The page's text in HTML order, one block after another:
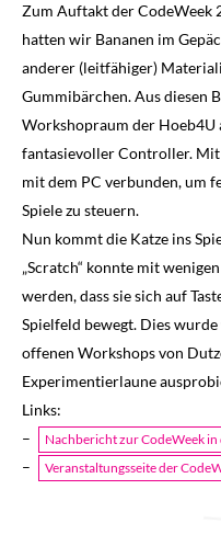
Zum Auftakt der CodeWeek
hatten wir Bananen im
anderer (leitfähiger)
Gummibärchen. Aus diesen
Workshopraum der Hoeb4U
fantasievoller Controller. Mit
mit dem PC verbunden, um
Spiele zu steuern.
Nun kommt die Katze ins
„Scratch“ konnte mit
werden, dass sie sich auf
Spielfeld bewegt. Dies
offenen Workshops von
Experimentierlaune
Links:
–
Nachbericht zur CodeWeek
– Veranstaltungsseite der